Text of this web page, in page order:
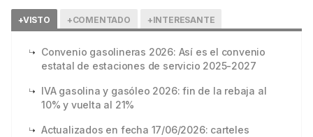
+VISTO +COMENTADO +INTERESANTE
Convenio gasolineras 2026: Así es el convenio
estatal de estaciones de servicio 2025-2027
IVA gasolina y gasóleo 2026: fin de la rebaja al
10% y vuelta al 21%
Actualizados en fecha 17/06/2026: carteles